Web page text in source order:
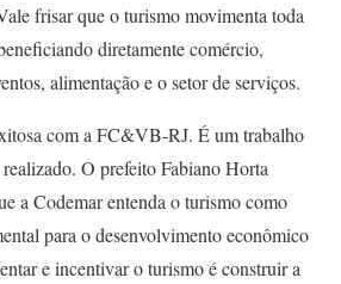
frisar que o turismo movimenta toda
diretamente comércio,
alimentação e o setor de serviços.
com a FC&VB-RJ. É um trabalho
O prefeito Fabiano Horta
a Codemar entenda o turismo como
para o desenvolvimento econômico
e incentivar o turismo é construir a